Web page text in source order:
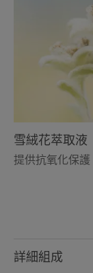
質地
*99.5%天然成分
詳細組成
雪絨花萃取液
提供抗氧化保護